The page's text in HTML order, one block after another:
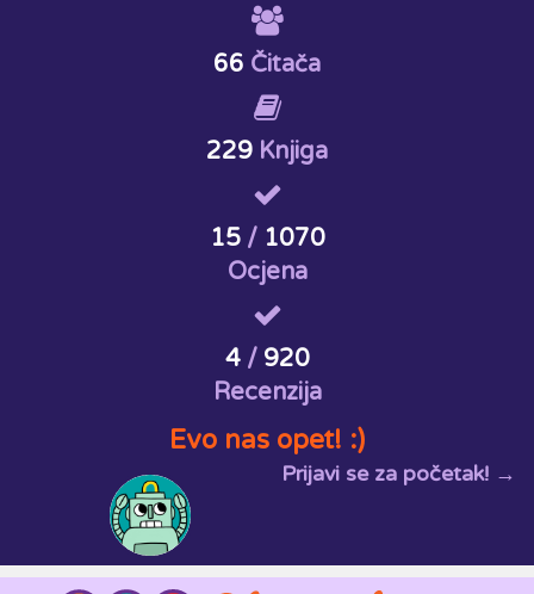
66 Čitača
229 Knjiga
15/ 1070
Ocjena
4/ 920
Recenzija
Evo nas opet! :)
Prijavi se za početak! →